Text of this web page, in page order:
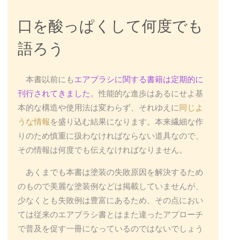
口を酸っぱくして何度でも
語ろう
本書以前にもエアブラシに関する書籍は定期的に
刊行されてきました 。性能的な進歩はあるにせよ基
本的な構造や使用法は変わらず、それゆえに 同じよ
うな情報 を盛り込む結果になります。本来繊細な作
りのため慎重に扱わなければならない道具なので、
その情報は何度でも伝えなければなりません。
あくまでも本書は塗装の失敗原因を解決するため
のもので美麗な塗装例などは掲載していませんが、
少なくとも失敗例は豊富にあるため、その点におい
ては従来のエアブラシ書とはまた違ったアプローチ
で普及を促す一冊になっているのではないでしょう